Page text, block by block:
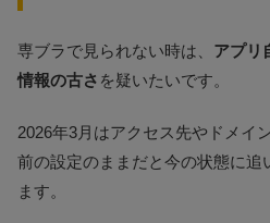
専ブラで見られない時は、 アプリ
情報の古さ を疑いたいです。
2026年3月はアクセス先やドメイ
前の設定のままだと今の状態に追
ます。